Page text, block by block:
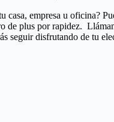
empresa u oficina?
de plus por rapidez.
seguir disfrutando de tu